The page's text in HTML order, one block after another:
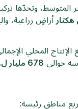
المتوسط، وتحدّها
أراضٍ زراعية،
المحلي الإجمالي
678 مليار ل.س
مناطق رئيسة: